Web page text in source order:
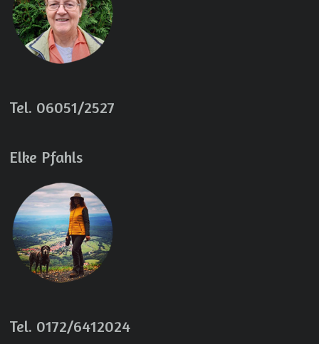
Tel. 06051/2527
Elke Pfahls
Tel. 0172/6412024